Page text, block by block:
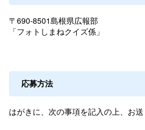
〒690-8501島根県広報部
「フォトしまねクイズ係」
応募方法
はがきに、次の事項を記入の上、お送